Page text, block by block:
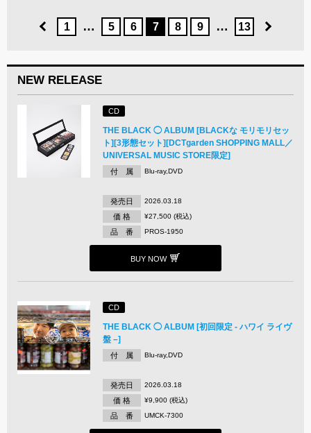
1 … 5 6 7 8 9 … 13
NEW RELEASE
CD
THE BLACK ◯ ALBUM [BLACKな モリモリセッ
ト][3形態セット][DCTgarden SHOPPING MALL／
UNIVERSAL MUSIC STORE限定]
付 属 Blu-ray,DVD
発売日 2026.03.18
価 格 ¥27,500 (税込)
品 番 PROS-1950
BUY NOW
CD
THE BLACK ◯ ALBUM [初回限定 - ハワイ ライヴ
盤 –]
付 属 Blu-ray,DVD
発売日 2026.03.18
価 格 ¥9,900 (税込)
品 番 UMCK-7300